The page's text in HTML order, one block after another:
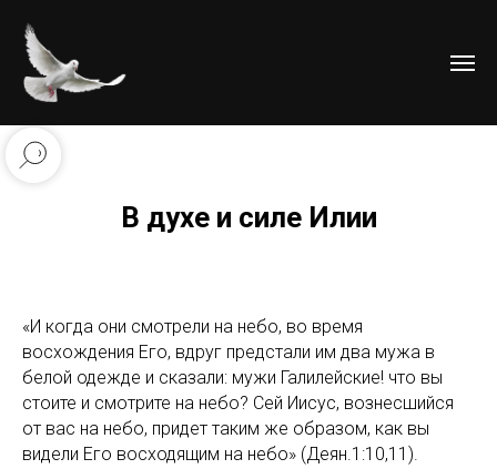
В духе и силе Илии
«И когда они смотрели на небо, во время
восхождения Его, вдруг предстали им два мужа в
белой одежде и сказали: мужи Галилейские! что вы
стоите и смотрите на небо? Сей Иисус, вознесшийся
от вас на небо, придет таким же образом, как вы
видели Его восходящим на небо» (Деян.1:10,11).